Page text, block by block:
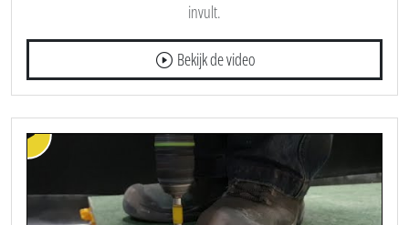
invult.
Bekijk de video